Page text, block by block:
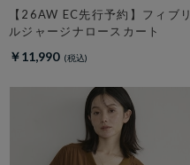
【26AW EC先行予約】フィブリ
ルジャージナロースカート
￥11,990